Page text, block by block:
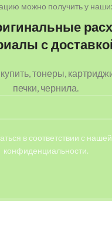
можно получить у
с
тонеры,
печки, чернила.
в соответствии с
конфиденциальности.